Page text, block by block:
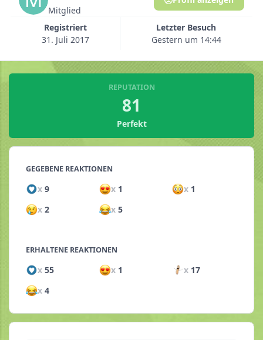
Mitglied
Registriert
31. Juli 2017
Letzter Besuch
Gestern um 14:44
REPUTATION
81
Perfekt
GEGEBENE REAKTIONEN
x 9 x1 x 1
x 2 x5
ERHALTENE REAKTIONEN
x 55 x1 x 17
x 4